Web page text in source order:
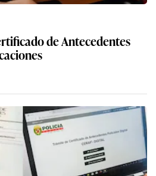
de Antecedentes